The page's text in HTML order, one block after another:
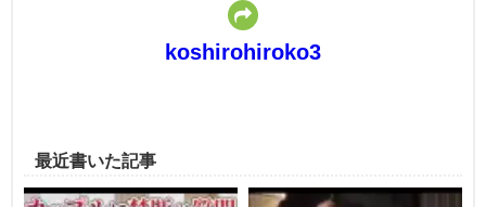
koshirohiroko3
最近書いた記事